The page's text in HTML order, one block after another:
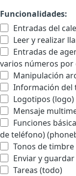
Funcionalidades:
Entradas del
Leer y realizar
Entradas de
varios números
Manipulación
Información del
Logotipos (logo)
Mensaje
Funciones
de teléfono)
Tonos de
Enviar y guardar
Tareas (todo)